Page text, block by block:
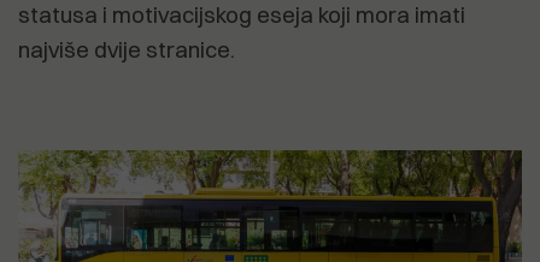
statusa i motivacijskog eseja koji mora imati
najviše dvije stranice.